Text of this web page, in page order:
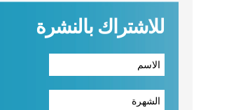
للاشتراك بالنشرة